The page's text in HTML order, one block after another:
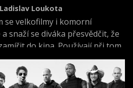
Loukota
se velkofilmy i komorní
snaží se diváka přesvědčit, že
do kina. Používají při tom
dam. A možná i
přehledu netradičně dočkáme
hereček.